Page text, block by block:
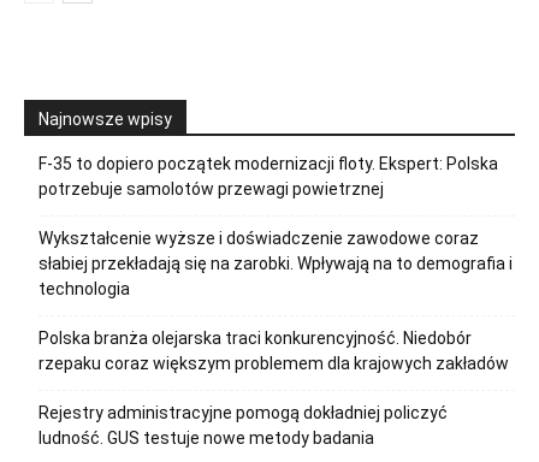
Najnowsze wpisy
F-35 to dopiero początek modernizacji floty. Ekspert: Polska
potrzebuje samolotów przewagi powietrznej
Wykształcenie wyższe i doświadczenie zawodowe coraz
słabiej przekładają się na zarobki. Wpływają na to demografia i
technologia
Polska branża olejarska traci konkurencyjność. Niedobór
rzepaku coraz większym problemem dla krajowych zakładów
Rejestry administracyjne pomogą dokładniej policzyć
ludność. GUS testuje nowe metody badania